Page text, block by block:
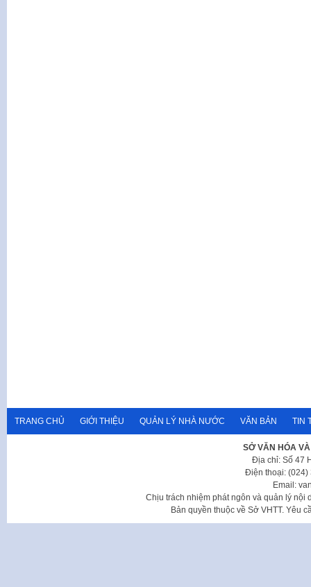
TRANG CHỦ GIỚI THIỆU QUẢN LÝ NHÀ NƯỚC VĂN BẢN TIN
SỞ VĂN HÓA
Địa chỉ: Số 47
Điện thoại: (024)
Email:
Chịu trách nhiệm phát ngôn và quản lý nội
Bản quyền thuộc về Sở VHTT. Yêu